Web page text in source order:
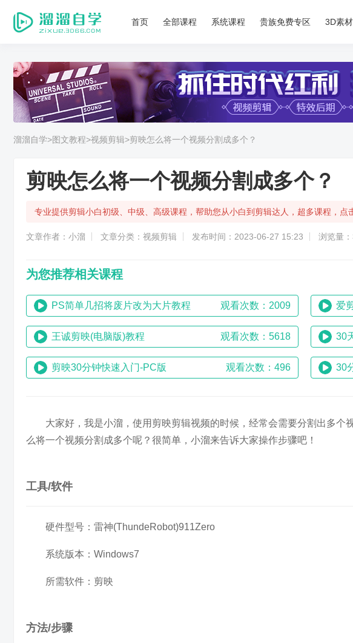
首页 全部课程 系统课程 贵族免费专区 3D素
溜溜自学>图文教程>视频剪辑>剪映怎么将一个视频分割成多个？
剪映怎么将一个视频分割成多个？
专业提供剪辑小白初级、中级、高级课程，帮助您从小白到剪辑达人，超多课程，点
文章作者：小溜 文章分类：视频剪辑 发布时间：2023-06-27 15:23 浏览量
为您推荐相关课程
PS简单几招将废片改为大片教程 观看次数：2009
王诚剪映(电脑版)教程 观看次数：5618
剪映30分钟快速入门-PC版 观看次数：496 30
大家好，我是小溜，使用剪映剪辑视频的时候，经常会需要分割出多
么将一个视频分割成多个呢？很简单，小溜来告诉大家操作步骤吧！
工具/软件
硬件型号：雷神(ThundeRobot)911Zero
系统版本：Windows7
所需软件：剪映
方法/步骤